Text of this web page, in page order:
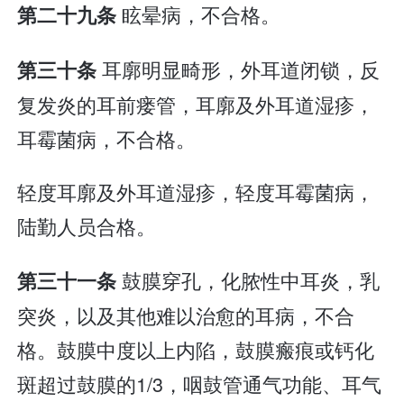
第二十九条 眩晕病，不合格。
第三十条耳廓明显畸形，外耳道闭锁，反
复发炎的耳前瘘管，耳廓及外耳道湿疹，
耳霉菌病，不合格。
轻度耳廓及外耳道湿疹，轻度耳霉菌病，
陆勤人员合格。
第三十一条鼓膜穿孔，化脓性中耳炎，乳
突炎，以及其他难以治愈的耳病，不合
格。鼓膜中度以上内陷，鼓膜瘢痕或钙化
斑超过鼓膜的1/3，咽鼓管通气功能、耳气